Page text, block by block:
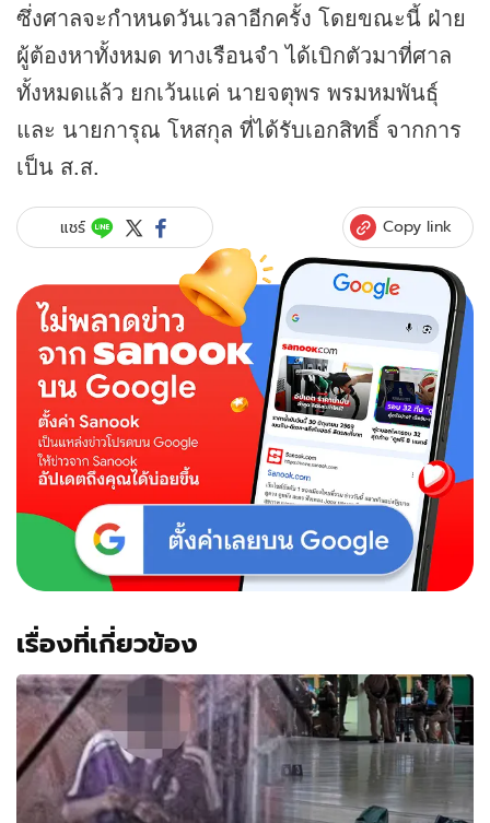
ซึ่งศาลจะกำหนดวันเวลาอีกครั้ง โดยขณะนี้ ฝ่าย
ผู้ต้องหาทั้งหมด ทางเรือนจำ ได้เบิกตัวมาที่ศาล
ทั้งหมดแล้ว ยกเว้นแค่ นายจตุพร พรมหมพันธุ์
และ นายการุณ โหสกุล ที่ได้รับเอกสิทธิ์ จากการ
เป็น ส.ส.
แชร์ Copy link
เรื่องที่เกี่ยวข้อง